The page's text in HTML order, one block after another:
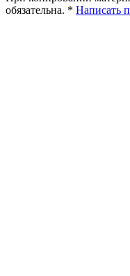
обязательна. * Написать